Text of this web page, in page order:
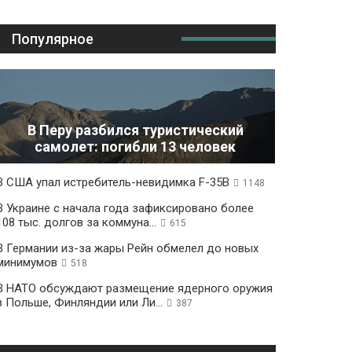
Популярное
В Перу разбился туристический
самолет: погибли 13 человек
США упал истребитель-невидимка F-35B 1148
Украине с начала года зафиксировано более
тыс. долгов за коммуна...
615
Германии из-за жары Рейн обмелел до новых
518
НАТО обсуждают размещение ядерного оружия
Польше, Финляндии или Ли...
387